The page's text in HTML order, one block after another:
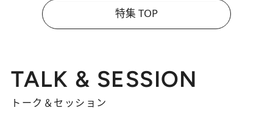
特集 TOP
TALK & SESSION
トーク＆セッション